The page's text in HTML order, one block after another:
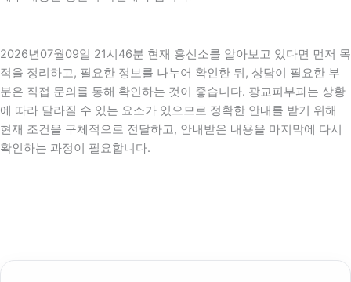
2026년07월09일 21시46분 현재 흥신소를 알아보고 있다면 먼저 목
적을 정리하고, 필요한 정보를 나누어 확인한 뒤, 상담이 필요한 부
분은 직접 문의를 통해 확인하는 것이 좋습니다. 광교피부과는 상황
에 따라 달라질 수 있는 요소가 있으므로 정확한 안내를 받기 위해
현재 조건을 구체적으로 전달하고, 안내받은 내용을 마지막에 다시
확인하는 과정이 필요합니다.